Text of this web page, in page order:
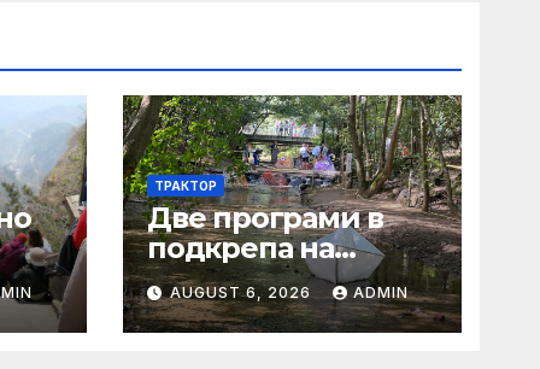
ТРАКТОР
Две програми в
подкрепа на
децата и младите
хора на
Благоевград
AUGUST 6, 2026 ADMIN